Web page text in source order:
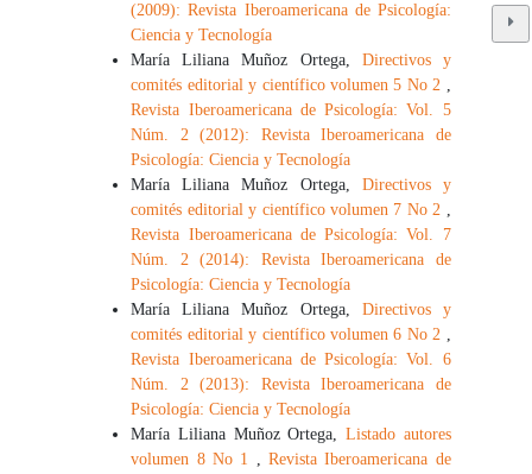
(2009): Revista Iberoamericana de Psicología:
Ciencia y Tecnología
María Liliana Muñoz Ortega, Directivos y
comités editorial y científico volumen 5 No 2 ,
Revista Iberoamericana de Psicología: Vol. 5
Núm. 2 (2012): Revista Iberoamericana de
Psicología: Ciencia y Tecnología
María Liliana Muñoz Ortega, Directivos y
comités editorial y científico volumen 7 No 2 ,
Revista Iberoamericana de Psicología: Vol. 7
Núm. 2 (2014): Revista Iberoamericana de
Psicología: Ciencia y Tecnología
María Liliana Muñoz Ortega, Directivos y
comités editorial y científico volumen 6 No 2 ,
Revista Iberoamericana de Psicología: Vol. 6
Núm. 2 (2013): Revista Iberoamericana de
Psicología: Ciencia y Tecnología
María Liliana Muñoz Ortega,Listado autores
volumen 8 No 1 ,Revista Iberoamericana de